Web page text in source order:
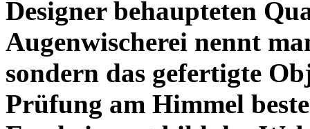
Designer behaupteten
Augenwischerei nennt
sondern das gefertigte
Prüfung am Himmel